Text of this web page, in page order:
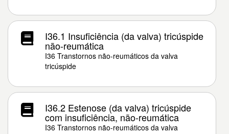
I36.1 Insuficiência (da valva) tricúspide
não-reumática
I36 Transtornos não-reumáticos da valva
tricúspide
I36.2 Estenose (da valva) tricúspide
com insuficiência, não-reumática
I36 Transtornos não-reumáticos da valva